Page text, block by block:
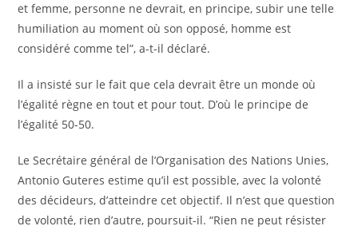
et femme, personne ne devrait, en principe, subir une telle
humiliation au moment où son opposé, homme est
considéré comme tel”, a-t-il déclaré.
Il a insisté sur le fait que cela devrait être un monde où
l’égalité règne en tout et pour tout. D’où le principe de
l’égalité 50-50.
Le Secrétaire général de l’Organisation des Nations Unies,
Antonio Guteres estime qu’il est possible, avec la volonté
des décideurs, d’atteindre cet objectif. Il n’est que question
de volonté, rien d’autre, poursuit-il. “Rien ne peut résister